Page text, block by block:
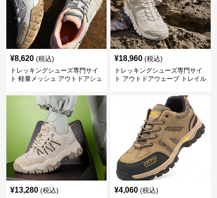
¥8,620 (税込)
トレッキングシューズ専門サイ
ト 軽量メッシュ アウトドアシュ
¥18,960 (税込)
トレッキングシューズ専門サイ
ト アウトドアウェーブ トレイル
¥13,280 (税込) ¥4,060 (税込)